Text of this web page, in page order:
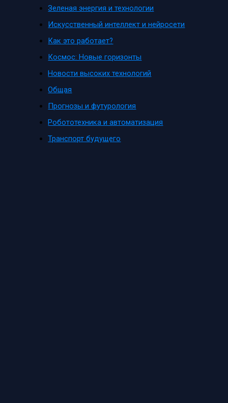
Зеленая энергия и технологии
Искусственный интеллект и нейросети
Как это работает?
Космос: Новые горизонты
Новости высоких технологий
Общая
Прогнозы и футурология
Робототехника и автоматизация
Транспорт будущего